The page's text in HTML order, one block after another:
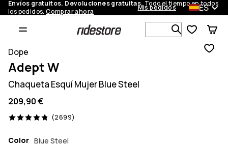
Envíos gratuitos. Devoluciones gratuitas.Todo el tiempo en todos
los pedidos.Comprar ahora Mis pedidos ES
Busca en
Dope
Adept W
Chaqueta Esquí Mujer Blue Steel
209,90 €
(2699)
2699 opiniones, 4.8/5
Color Blue Steel